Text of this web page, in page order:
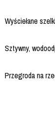
Wyściełane
Sztywny,
Przegroda na